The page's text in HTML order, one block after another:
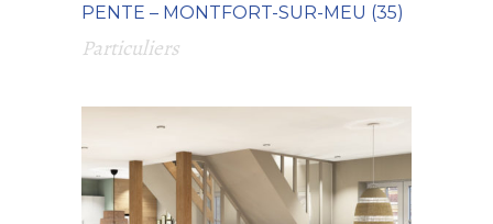
PENTE – MONTFORT-SUR-MEU (35)
Particuliers